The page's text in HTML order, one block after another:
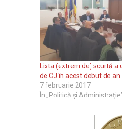
Lista (extrem de) scurtă a
de CJ în acest debut de an
7 februarie 2017
În „Politică și Administrație”